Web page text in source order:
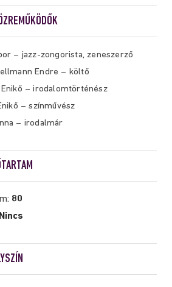
– jazz-zongorista, zeneszerző
Endre – költő
– irodalomtörténész
– színművész
– irodalmár
80
Nincs